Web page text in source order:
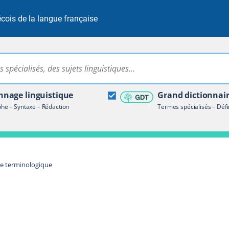
de la langue française
Rechercher dans tout le site
linguistique
– Syntaxe – Rédaction
Grand
Termes spécialisés –
terminologique
terminologique